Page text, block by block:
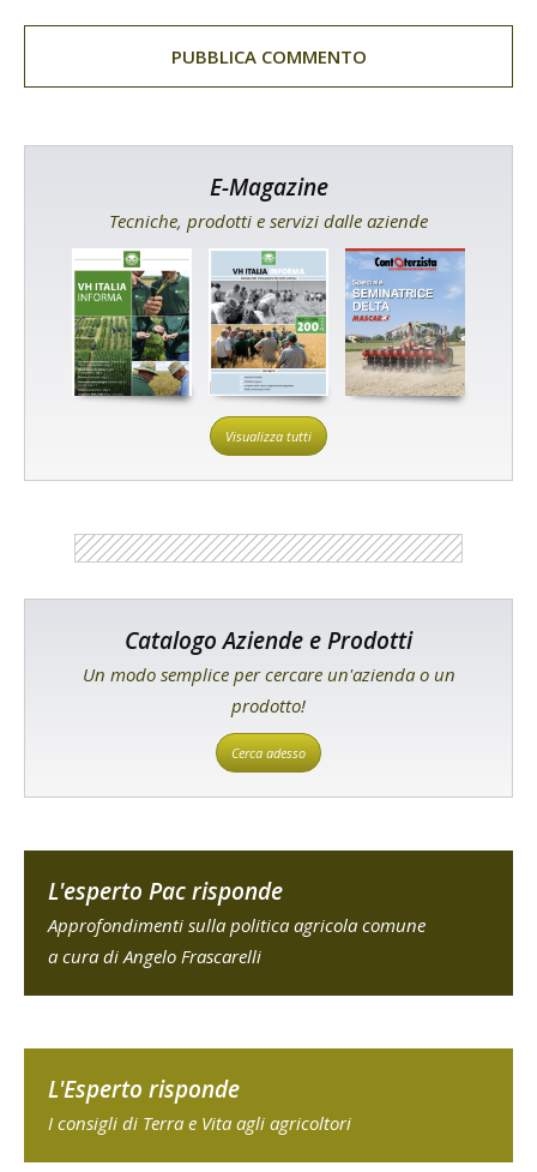
E-Magazine
Tecniche, prodotti e servizi dalle aziende
Visualizza tutti
Catalogo Aziende e Prodotti
Un modo semplice per cercare un'azienda o un
prodotto!
Cerca adesso
L'esperto Pac risponde
Approfondimenti sulla politica agricola comune
a cura di Angelo Frascarelli
L'Esperto risponde
I consigli di Terra e Vita agli agricoltori